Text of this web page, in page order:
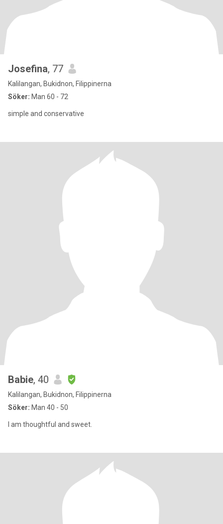
Josefina, 77
Kalilangan, Bukidnon, Filippinerna
Söker: Man 60 - 72
simple and conservative
Babie, 40
Kalilangan, Bukidnon, Filippinerna
Söker: Man 40 - 50
I am thoughtful and sweet.